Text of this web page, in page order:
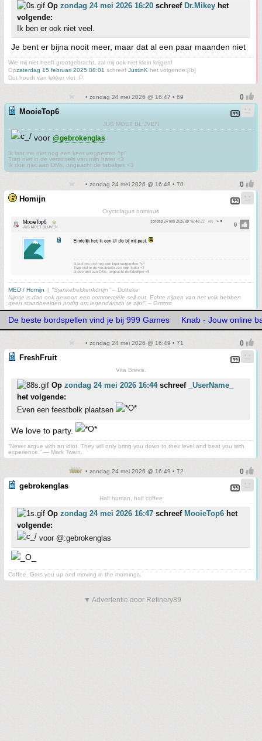
Op zondag 24 mei 2026 16:20 schreef Dr.Mikey het
volgende:
Ik ben er ook niet veel.
Je bent er bijna nooit meer, maar dat al een paar maanden niet
Wie mij niet heeft grootgebracht, zal mij ook niet klein krijgen!
Opzaterdag 15 februari 2025 08:01 schreef JustinK het volgende:[/b]
Dot houdt van lekker vlot :P
• zondag 24 mei 2026 @ 16:47 • 69
MooieTop6
JUS MOET BLIJVEN
voor @gebrokenglas
Ik laat me niet nog een keer wegpesten ^p^
Trap niet in de verzinsels van mijn hater <3
Ik doe niet aan DMs, ongeacht de fabeltjes <3
• zondag 24 mei 2026 @ 16:48 • 70
Homijn
Oryctolagus hominus
MED / Homijn || "Sjankebekkenkonijn" – Dotteke
Nijntje is dan ook gewoon een commerciële sell out. Echte nijnen van het volk hebben
geen standbeelden nodig om legendarisch te zijn!" – Grrrrrrrr
De beste bordspellen vind je bij 999 Games Knab - Jouw online
• zondag 24 mei 2026 @ 16:49 • 71
FreshFruit
Vita Brevis.
Op zondag 24 mei 2026 16:44schreef
_UserName_
het volgende:
Even een feestbolk plaatsen
We love to party.
“Never argue with an idiot. They will only bring you down to their level and beat you with
experience.” ― Mark Twain.
• zondag 24 mei 2026 @ 16:49 • 72
gebrokenglas
Half human, half coffee
Op zondag 24 mei 2026 16:47 schreef MooieTop6 het
volgende:
voor @:gebrokenglas
Coffee. Gets you up and moving in the mornings.
▼ Advertentie door Refinery89